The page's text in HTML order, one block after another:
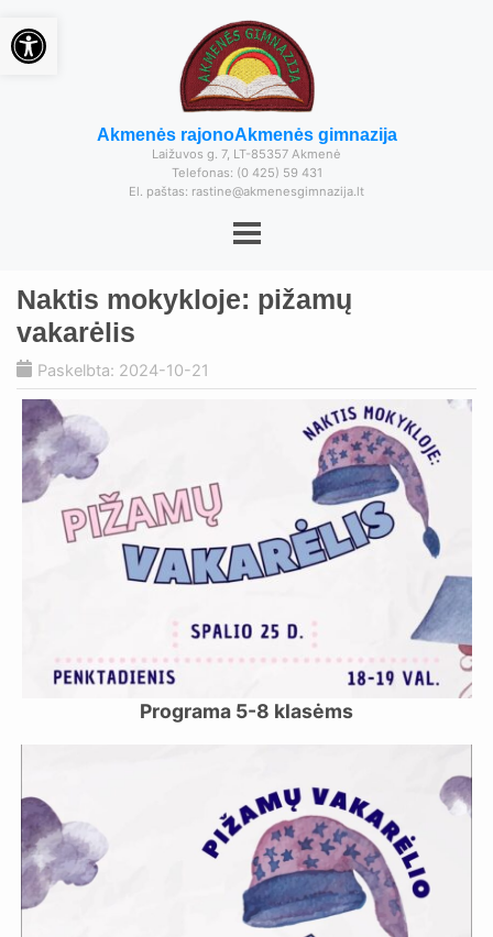
Akmenės rajonoAkmenės gimnazija
Laižuvos g. 7, LT-85357 Akmenė
Telefonas: (0 425) 59 431
El. paštas: rastine@akmenesgimnazija.lt
Naktis mokykloje: pižamų
vakarėlis
Paskelbta: 2024-10-21
Programa 5-8 klasėms
Open toolbar